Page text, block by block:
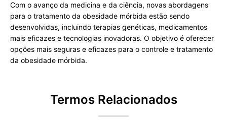
Com o avanço da medicina e da ciência, novas abordagens
para o tratamento da obesidade mórbida estão sendo
desenvolvidas, incluindo terapias genéticas, medicamentos
mais eficazes e tecnologias inovadoras. O objetivo é oferecer
opções mais seguras e eficazes para o controle e tratamento
da obesidade mórbida.
Termos Relacionados